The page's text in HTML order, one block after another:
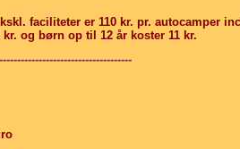
faciliteter er 110 kr. pr. autocamper
og børn op til 12 år koster 11 kr.